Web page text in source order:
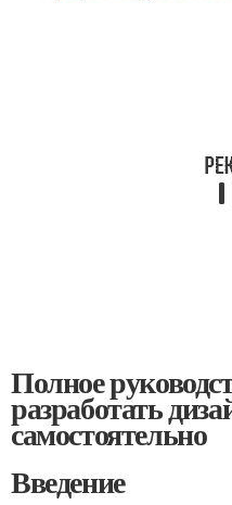
Полное
разработать
самостоятельно
Введение